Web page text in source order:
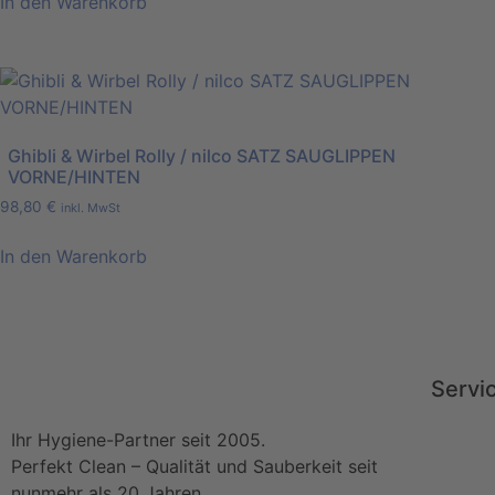
Ghibli & Wirbel Rolly / nilco SATZ SAUGLIPPEN
VORNE/HINTEN
98,80 € inkl. MwSt
In den Warenkorb
Ihr Hygiene-Partner seit 2005.
Perfekt Clean – Qualität und Sauberkeit seit